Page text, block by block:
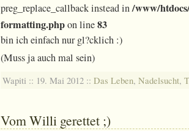
preg_replace_callback instead in/www/
formatting.phpon line83
bin ich einfach nur gl?cklich :)
(Muss ja auch mal sein)
Wapiti :: 19. Mai 2012 :: Das Leben, Nadelsucht,
Vom Willi gerettet ;)